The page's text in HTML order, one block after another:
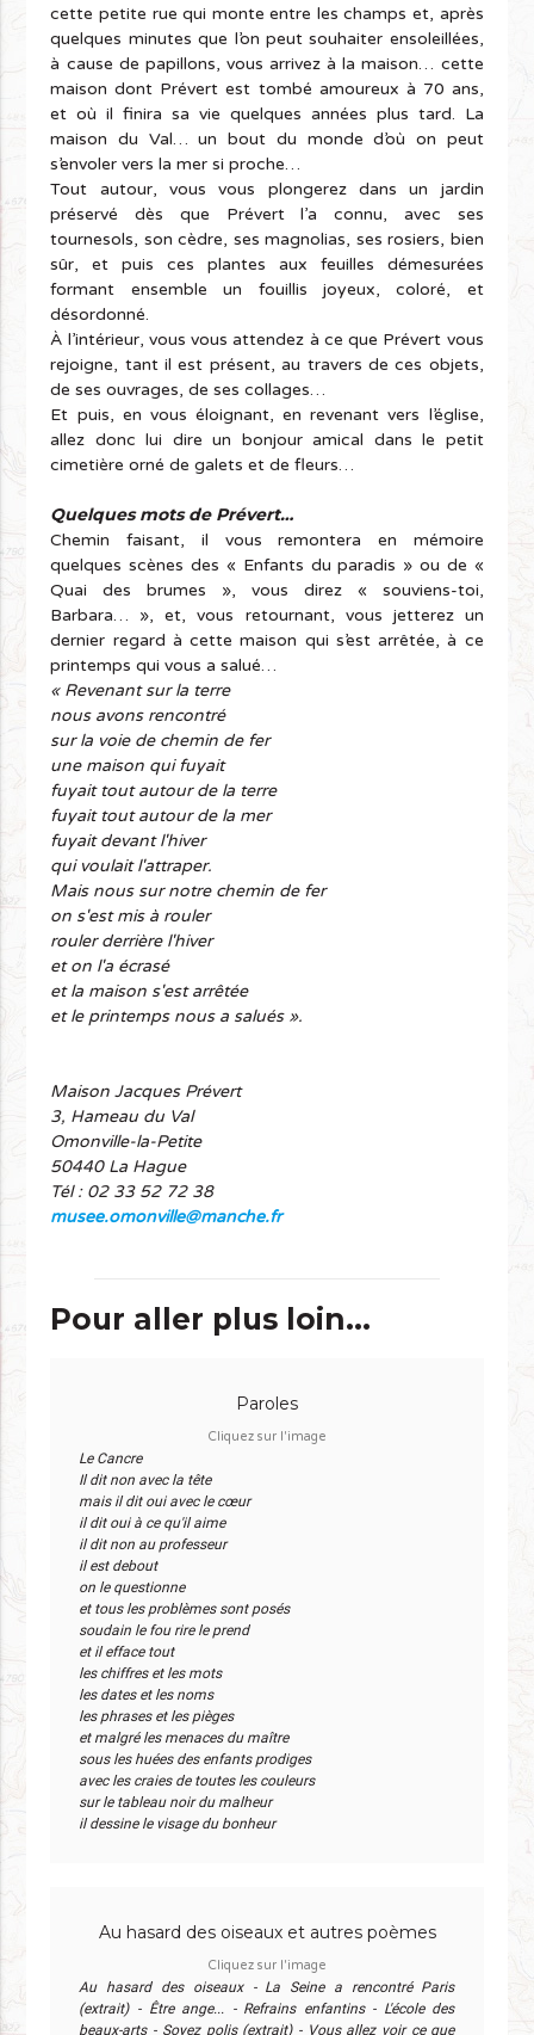
cette petite rue qui monte entre les champs et, après
quelques minutes que l’on peut souhaiter ensoleillées,
à cause de papillons, vous arrivez à la maison… cette
maison dont Prévert est tombé amoureux à 70 ans,
et où il finira sa vie quelques années plus tard. La
maison du Val… un bout du monde d’où on peut
s’envoler vers la mer si proche…
Tout autour, vous vous plongerez dans un jardin
préservé dès que Prévert l’a connu, avec ses
tournesols, son cèdre, ses magnolias, ses rosiers, bien
sûr, et puis ces plantes aux feuilles démesurées
formant ensemble un fouillis joyeux, coloré, et
désordonné.
À l’intérieur, vous vous attendez à ce que Prévert vous
rejoigne, tant il est présent, au travers de ces objets,
de ses ouvrages, de ses collages…
Et puis, en vous éloignant, en revenant vers l’église,
allez donc lui dire un bonjour amical dans le petit
cimetière orné de galets et de fleurs…
Quelques mots de Prévert…
Chemin faisant, il vous remontera en mémoire
quelques scènes des « Enfants du paradis » ou de «
Quai des brumes », vous direz « souviens-toi,
Barbara… », et, vous retournant, vous jetterez un
dernier regard à cette maison qui s’est arrêtée, à ce
printemps qui vous a salué…
« Revenant sur la terre
nous avons rencontré
sur la voie de chemin de fer
une maison qui fuyait
fuyait tout autour de la terre
fuyait tout autour de la mer
fuyait devant l'hiver
qui voulait l'attraper.
Mais nous sur notre chemin de fer
on s'est mis à rouler
rouler derrière l'hiver
et on l'a écrasé
et la maison s'est arrêtée
et le printemps nous a salués ».
Maison Jacques Prévert
3, Hameau du Val
Omonville-la-Petite
50440 La Hague
Tél : 02 33 52 72 38
musee.omonville@manche.fr
Pour aller plus loin...
Paroles
Cliquez sur l'image
Le Cancre
Il dit non avec la tête
mais il dit oui avec le cœur
il dit oui à ce qu'il aime
il dit non au professeur
il est debout
on le questionne
et tous les problèmes sont posés
soudain le fou rire le prend
et il efface tout
les chiffres et les mots
les dates et les noms
les phrases et les pièges
et malgré les menaces du maître
sous les huées des enfants prodiges
avec les craies de toutes les couleurs
sur le tableau noir du malheur
il dessine le visage du bonheur
Au hasard des oiseaux et autres poèmes
Cliquez sur l'image
Au hasard des oiseaux - La Seine a rencontré Paris
(extrait) - Être ange... - Refrains enfantins - L'école des
beaux-arts - Soyez polis (extrait) - Vous allez voir ce que